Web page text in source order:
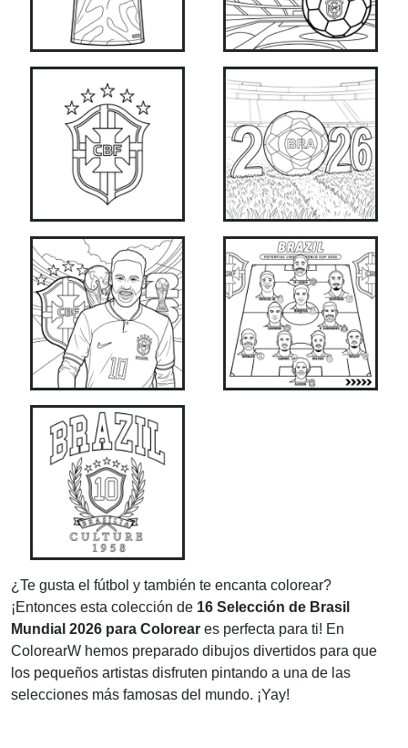
¿Te gusta el fútbol y también te encanta colorear?
¡Entonces esta colección de 16 Selección de Brasil
Mundial 2026 para Colorear es perfecta para ti! En
ColorearW hemos preparado dibujos divertidos para que
los pequeños artistas disfruten pintando a una de las
selecciones más famosas del mundo. ¡Yay!